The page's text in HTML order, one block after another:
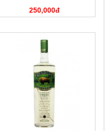
250,000đ